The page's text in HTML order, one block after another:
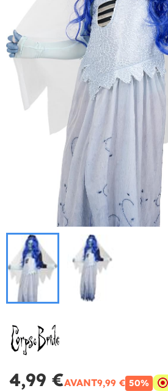
4,99 €AVANT9,99 € 50%